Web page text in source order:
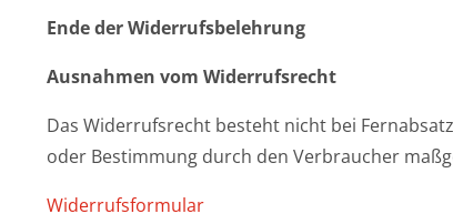
Ende der Widerrufsbelehrung
Ausnahmen vom Widerrufsrecht
Das Widerrufsrecht besteht nicht bei
oder Bestimmung durch den Verbraucher
Widerrufsformular